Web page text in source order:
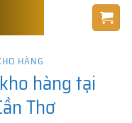
HÀNG
hàng tại
Thơ